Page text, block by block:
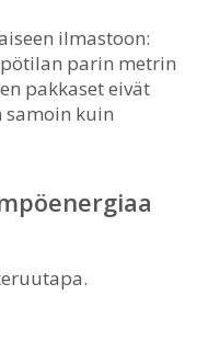
ilmastoon:
parin metrin
pakkaset eivät
kuin